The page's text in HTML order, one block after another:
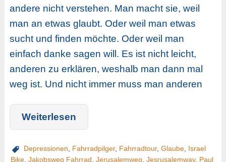
andere nicht verstehen. Man macht sie, weil
man an etwas glaubt. Oder weil man etwas
sucht und finden möchte. Oder weil man
einfach danke sagen will. Es ist nicht leicht,
anderen zu erklären, weshalb man dann mal
weg ist. Und nicht immer muss man anderen
Weiterlesen
Depressionen Fahrradpilger, Fahrradtour, Glaube, Israel
Bike, Jakobsweg Fahrrad Jerusalemweg Jesrusalemway, Paul